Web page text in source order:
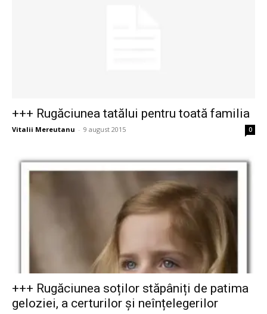
+++ Rugăciunea tatălui pentru toată familia
Vitalii Mereutanu - 9 august 2015 0
+++ Rugăciunea soților stăpâniți de patima
geloziei, a certurilor și neînțelegerilor